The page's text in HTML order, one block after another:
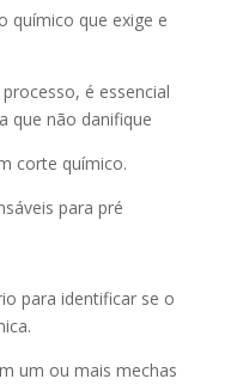
químico que exige e
é essencial
que não danifique
corte químico.
para pré
para identificar se o
um ou mais mechas